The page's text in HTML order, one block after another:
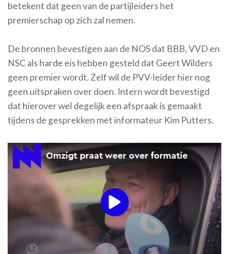
betekent dat geen van de partijleiders het
premierschap op zich zal nemen.
De bronnen bevestigen aan de NOS dat BBB, VVD en
NSC als harde eis hebben gesteld dat Geert Wilders
geen premier wordt. Zelf wil de PVV-leider hier nog
geen uitspraken over doen. Intern wordt bevestigd
dat hierover wel degelijk een afspraak is gemaakt
tijdens de gesprekken met informateur Kim Putters.